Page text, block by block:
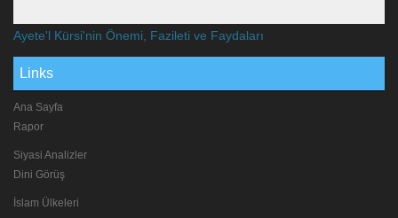
Ayete'l Kürsi'nin Önemi, Fazileti ve Faydaları
Links
Ana Sayfa
Rapor
Siyasi Analizler
Dini Görüş
İslam Ülkeleri